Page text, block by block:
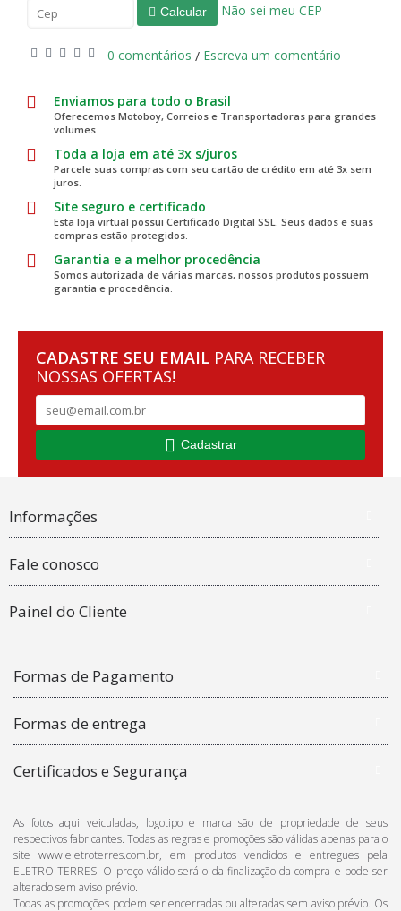
Calcular Não sei meu CEP
0 comentários / Escreva um comentário
Enviamos para todo o Brasil
Oferecemos Motoboy, Correios e Transportadoras para grandes
volumes.
Toda a loja em até 3x s/juros
Parcele suas compras com seu cartão de crédito em até 3x sem
juros.
Site seguro e certificado
Esta loja virtual possui Certificado Digital SSL. Seus dados e suas
compras estão protegidos.
Garantia e a melhor procedência
Somos autorizada de várias marcas, nossos produtos possuem
garantia e procedência.
CADASTRE SEU EMAIL PARA RECEBER
NOSSAS OFERTAS!
Cadastrar
Informações
Fale conosco
Painel do Cliente
Formas de Pagamento
Formas de entrega
Certificados e Segurança
As fotos aqui veiculadas, logotipo e marca são de propriedade de seus
respectivos fabricantes. Todas as regras e promoções são válidas apenas para o
site www.eletroterres.com.br, em produtos vendidos e entregues pela
ELETRO TERRES. O preço válido será o da finalização da compra e pode ser
alterado sem aviso prévio.
Todas as promoções podem ser encerradas ou alteradas sem aviso prévio. Os